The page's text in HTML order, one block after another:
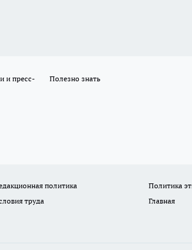
и пресс-
Полезно знать
политика
Политика
труда Главная